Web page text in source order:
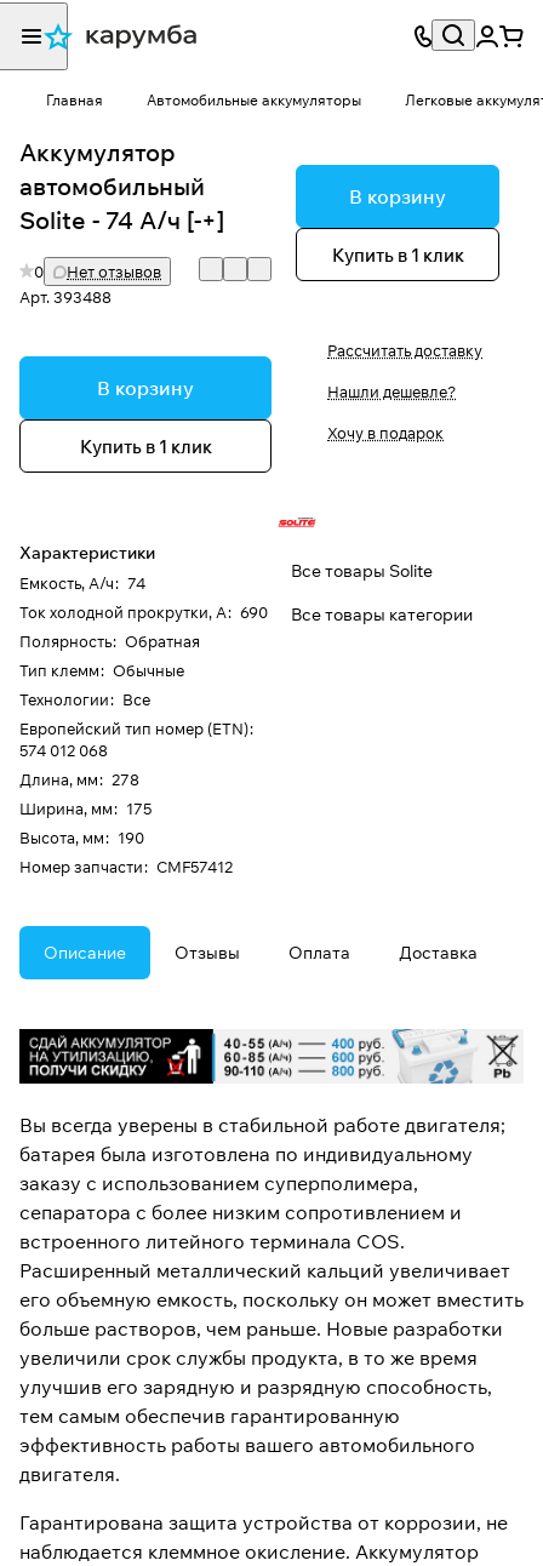
Главная Автомобильные аккумуляторы Легковые
Аккумулятор
автомобильный
Solite - 74 А/ч [-+]
0
Нет отзывов
Арт.393488
В корзину
Купить в 1 клик
Характеристики
Емкость, А/ч: 74
Ток холодной прокрутки, А: 690
Полярность: Обратная
Тип клемм: Обычные
Технологии: Все
Европейский тип номер (ETN):
574 012 068
Длина, мм: 278
Ширина, мм: 175
Высота, мм: 190
Номер запчасти: CMF57412
В корзину
Купить в 1 клик
Рассчитать доставку
Нашли дешевле?
Хочу в подарок
Все товары Solite
Все товары категории
Описание Отзывы Оплата Доставка
Вы всегда уверены в стабильной работе двигателя;
батарея была изготовлена ​​по индивидуальному
заказу с использованием суперполимера,
сепаратора с более низким сопротивлением и
встроенного литейного терминала COS.
Расширенный металлический кальций увеличивает
его объемную емкость, поскольку он может вместить
больше растворов, чем раньше. Новые разработки
увеличили срок службы продукта, в то же время
улучшив его зарядную и разрядную способность,
тем самым обеспечив гарантированную
эффективность работы вашего автомобильного
двигателя.
Гарантирована защита устройства от коррозии, не
наблюдается клеммное окисление. Аккумулятор